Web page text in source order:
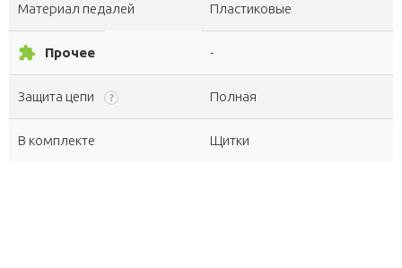
Материал педалей Пластиковые
extension Прочее -
Защита цепи ? Полная
В комплекте Щитки